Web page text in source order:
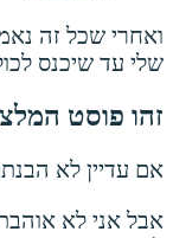
ואחרי שכל זה
שלי עד שיכנס
זהו פוסט
אם עדיין לא
אבל אני לא